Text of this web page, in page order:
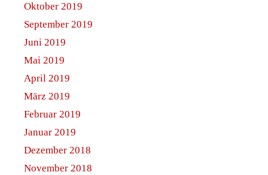
Oktober 2019
September 2019
Juni 2019
Mai 2019
April 2019
März 2019
Februar 2019
Januar 2019
Dezember 2018
November 2018